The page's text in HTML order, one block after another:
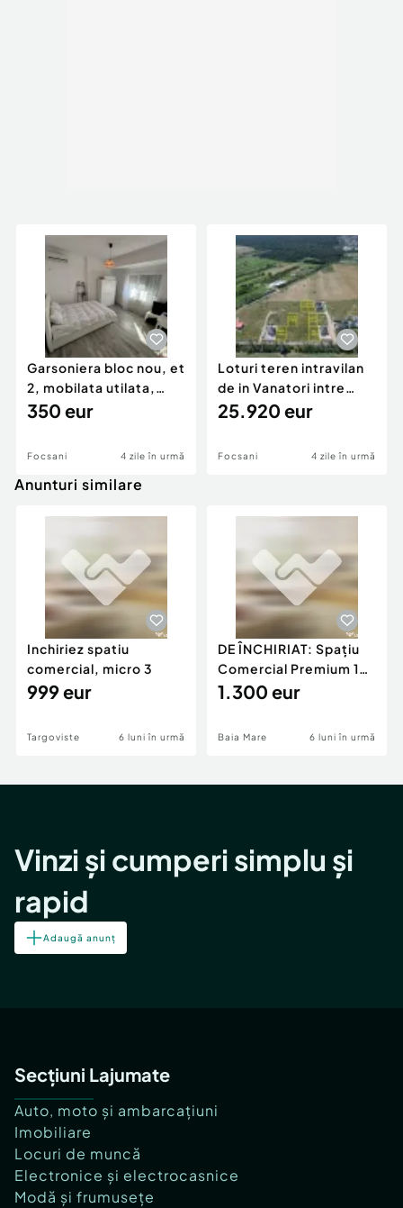
Garsoniera bloc nou, et
2, mobilata utilata,
Scoala 2
350 eur
Focsani 4 zile în urmă
Loturi teren intravilan
de in Vanatori intre
576mp - 612mp
25.920 eur
Focsani 4 zile în urmă
Anunturi similare
Inchiriez spatiu
comercial, micro 3
999 eur
Targoviste 6 luni în urmă
DE ÎNCHIRIAT: Spațiu
Comercial Premium 146
mp – Vizibili
1.300 eur
Baia Mare 6 luni în urmă
Vinzi și cumperi simplu și
rapid
Adaugă anunț
Secțiuni Lajumate
Auto, moto și ambarcațiuni
Imobiliare
Locuri de muncă
Electronice și electrocasnice
Modă și frumusețe